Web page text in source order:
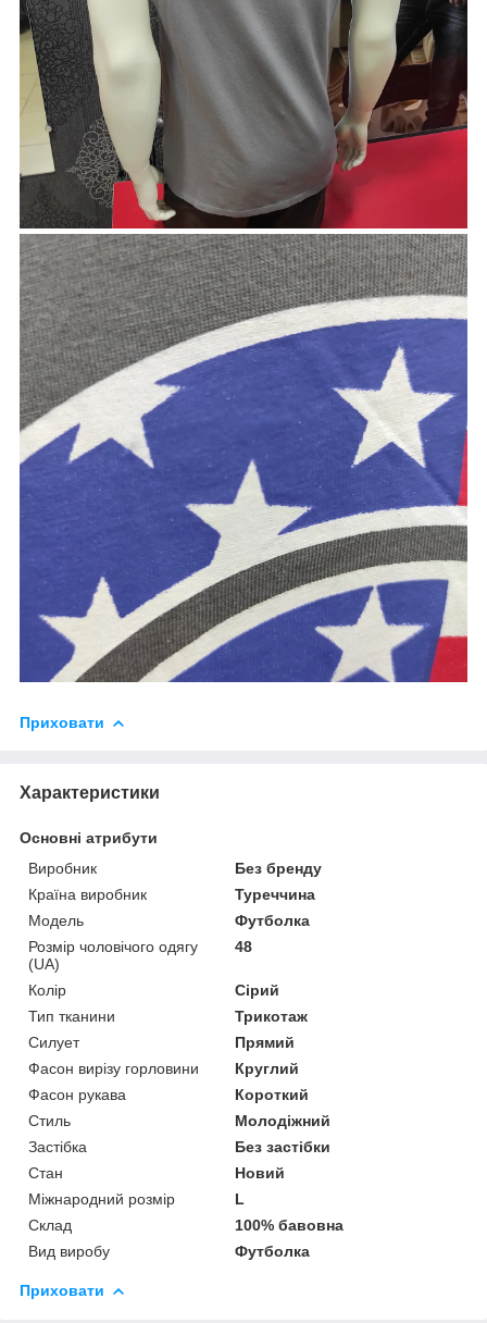
Приховати
Характеристики
Основні атрибути
Виробник
Без бренду
Країна виробник
Туреччина
Модель
Футболка
Розмір чоловічого одягу
(UA)
48
Колір
Сірий
Тип тканини
Трикотаж
Силует
Прямий
Фасон вирізу горловини
Круглий
Фасон рукава
Короткий
Стиль
Молодіжний
Застібка
Без застібки
Стан
Новий
Міжнародний розмір
L
Склад
100% бавовна
Вид виробу
Футболка
Приховати